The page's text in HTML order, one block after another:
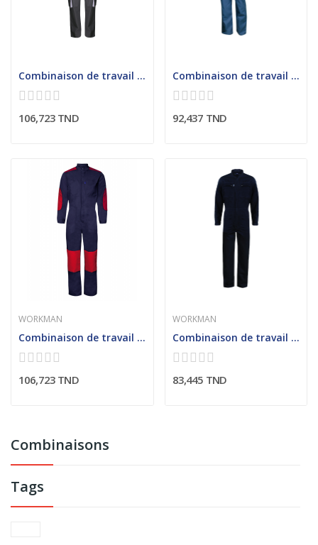
Combinaisons
Tags
Combinaison de travail homme avec fermeture à...
106,723 TND
Combinaison de travail homme col chemisier
92,437 TND
WORKMAN
Combinaison de travail homme, renfort genou...
106,723 TND
WORKMAN
Combinaison de travail col officier
83,445 TND